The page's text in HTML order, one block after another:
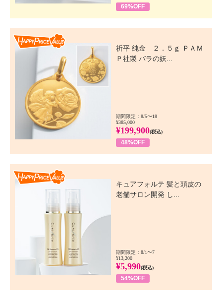
69%OFF
祈平 純金 ２．５ｇ ＰＡＭ
Ｐ社製 バラの妖...
期間限定：8/5〜18
¥385,000
¥199,900(税込)
48%OFF
キュアフォルテ 髪と頭皮の
老舗サロン開発 し...
期間限定：8/1〜7
¥13,200
¥5,990(税込)
54%OFF